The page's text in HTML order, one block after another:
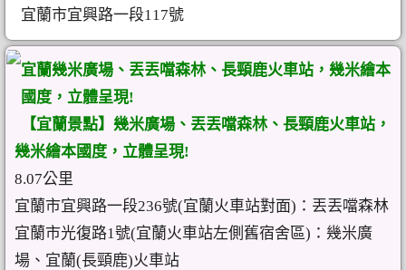
宜蘭市宜興路一段117號
宜蘭幾米廣場、丟丟噹森林、長頸鹿火車站，幾米繪本
國度，立體呈現!
【宜蘭景點】幾米廣場、丟丟噹森林、長頸鹿火車站，
幾米繪本國度，立體呈現!
8.07公里
宜蘭市宜興路一段236號(宜蘭火車站對面)：丟丟噹森林
宜蘭市光復路1號(宜蘭火車站左側舊宿舍區)：幾米廣
場、宜蘭(長頸鹿)火車站